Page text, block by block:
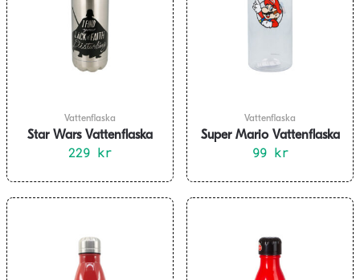
Vattenflaska
Star Wars Vattenflaska
Rostfritt Stål
229 kr
Vattenflaska
Super Mario Vattenflaska
850ml
99 kr